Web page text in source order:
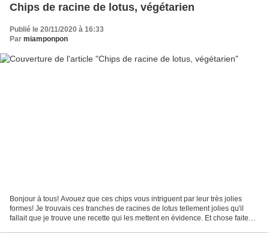
Chips de racine de lotus, végétarien
Publié le 20/11/2020 à 16:33
Par miamponpon
Bonjour à tous! Avouez que ces chips vous intriguent par leur très jolies
formes! Je trouvais ces tranches de racines de lotus tellement jolies qu'il
fallait que je trouve une recette qui les mettent en évidence. Et chose faite